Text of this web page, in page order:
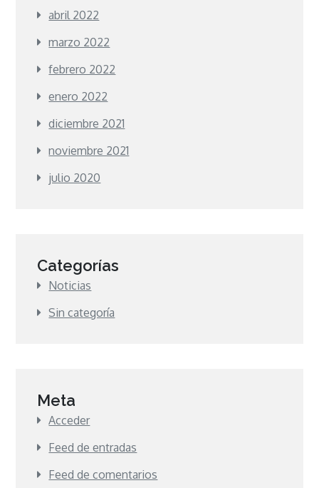
abril 2022
marzo 2022
febrero 2022
enero 2022
diciembre 2021
noviembre 2021
julio 2020
Categorías
Noticias
Sin categoría
Meta
Acceder
Feed de entradas
Feed de comentarios